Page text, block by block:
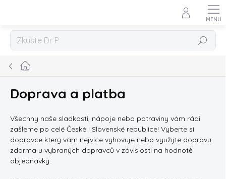
Hledat
Domů
Doprava a platba
Všechny naše sladkosti, nápoje nebo potraviny vám rádi
zašleme po celé České i Slovenské republice! Vyberte si
dopravce který vám nejvíce vyhovuje nebo využijte dopravu
zdarma u vybraných dopravců v závislosti na hodnotě
objednávky.